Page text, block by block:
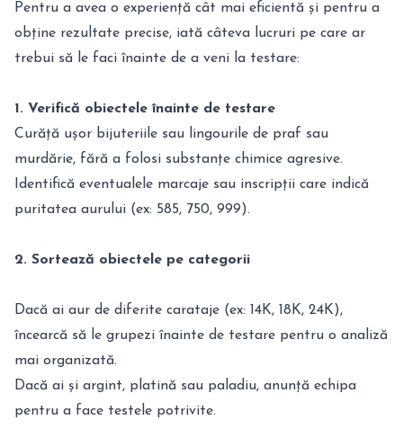
Pentru a avea o experiență cât mai eficientă și pentru a
obține rezultate precise, iată câteva lucruri pe care ar
trebui să le faci înainte de a veni la testare:
1. Verifică obiectele înainte de testare
Curăță ușor bijuteriile sau lingourile de praf sau
murdărie, fără a folosi substanțe chimice agresive.
Identifică eventualele marcaje sau inscripții care indică
puritatea aurului (ex: 585, 750, 999).
2. Sortează obiectele pe categorii
Dacă ai aur de diferite carataje (ex: 14K, 18K, 24K),
încearcă să le grupezi înainte de testare pentru o analiză
mai organizată.
Dacă ai și argint, platină sau paladiu, anunță echipa
pentru a face testele potrivite.